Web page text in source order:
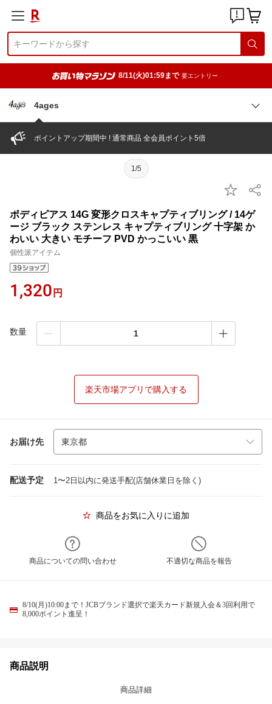
8/11(火)01:59まで 要エントリー
4ages
ポイントアップ期間中 ! 通常商品 全会員ポイント5倍
1/5
ボディピアス 14G 変形クロスキャプティブリング / 14ゲ
ージ ブラック ステンレス キャプティブリング 十字架 か
わいい 大きい モチーフ PVD かっこいい 黒
個性派アイテム
1,320 円
数量
楽天市場アプリで購入する
お届け先
配送予定 1〜2日以内に発送手配(店舗休業日を除く)
商品をお気に入りに追加
商品についての問い合わせ 不適切な商品を報告
8/10(月)10:00まで！JCBブランド選択で楽天カード新規入会＆3回利用で
8,000ポイント進呈！
商品説明
商品詳細